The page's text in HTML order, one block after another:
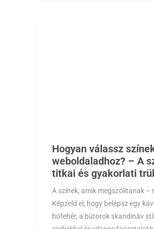
Hogyan válassz
weboldaladhoz? – A
titkai és gyakorlati
A színek, amik megszólítanak –
Képzeld el, hogy belépsz egy
hófehér, a bútorok skandináv